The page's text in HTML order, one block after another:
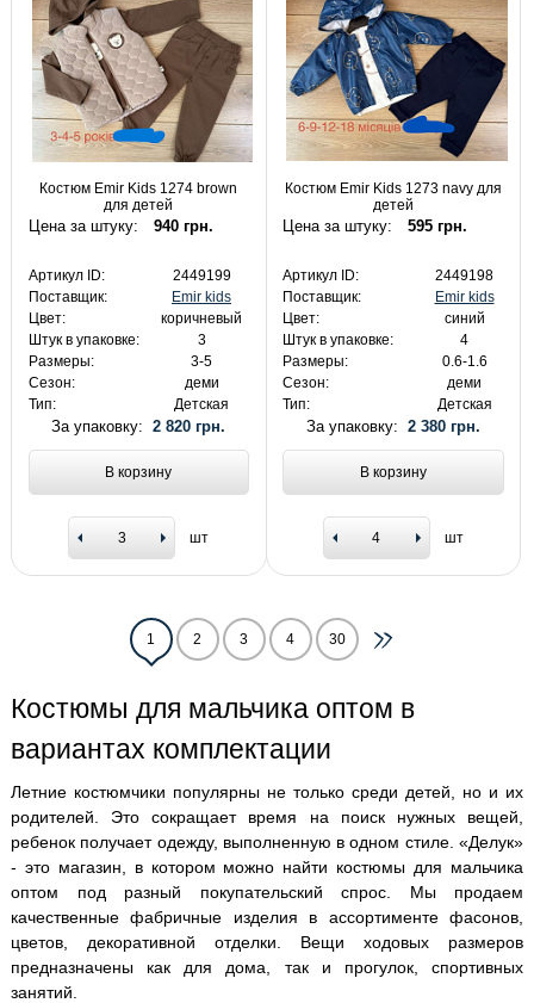
Костюм Emir Kids 1274 brown
для детей
Цена за штуку: 940 грн.
Артикул ID:
2449199
Поставщик:
Emir kids
Цвет:
коричневый
Штук в упаковке:
3
Размеры:
3-5
Сезон:
деми
Тип:
Детская
За упаковку: 2 820 грн.
В корзину
шт
Костюм Emir Kids 1273 navy для
детей
Цена за штуку: 595 грн.
Артикул ID:
2449198
Поставщик:
Emir kids
Цвет:
синий
Штук в упаковке:
4
Размеры:
0.6-1.6
Сезон:
деми
Тип:
Детская
За упаковку: 2 380 грн.
В корзину
шт
1 2 3 4 30
Костюмы для мальчика оптом в
вариантах комплектации
Летние костюмчики популярны не только среди детей, но и их
родителей. Это сокращает время на поиск нужных вещей,
ребенок получает одежду, выполненную в одном стиле. «Делук»
- это магазин, в котором можно найти костюмы для мальчика
оптом под разный покупательский спрос. Мы продаем
качественные фабричные изделия в ассортименте фасонов,
цветов, декоративной отделки. Вещи ходовых размеров
предназначены как для дома, так и прогулок, спортивных
занятий.